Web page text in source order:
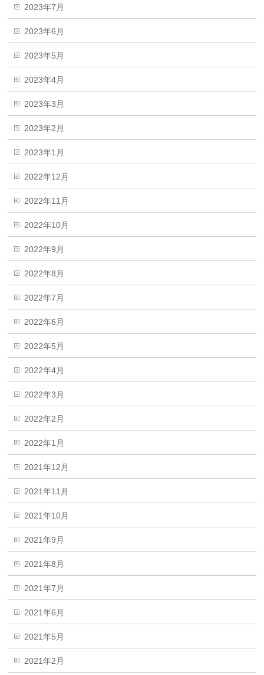
2023年7月
2023年6月
2023年5月
2023年4月
2023年3月
2023年2月
2023年1月
2022年12月
2022年11月
2022年10月
2022年9月
2022年8月
2022年7月
2022年6月
2022年5月
2022年4月
2022年3月
2022年2月
2022年1月
2021年12月
2021年11月
2021年10月
2021年9月
2021年8月
2021年7月
2021年6月
2021年5月
2021年2月